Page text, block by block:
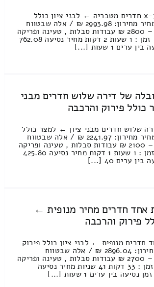
הובלות דירות 3-x חדרים מטבריה ← לבני ציון כולל
פירוק והרכבה מחיר מחירון: 2993.98 ₪ / אלה שבטווח
המחירים 3700 – 2800 ₪ עבודות סבלות , טעינה ופריקה
: 1460.70 ₪ / זמן : 1 שעות 2 דקות מחיר נסיעה 762.08
1 שעות [...]
של דירה שלוש חדרים מבני
כולל פירוק והרכבה
שלוש חדרים מבני ציון ← למצר כולל
פירוק והרכבה מחיר מחירון: 2241.97 ₪ / אלה שבטווח
המחירים 2800 – 2100 ₪ עבודות סבלות , טעינה ופריקה
: 1256.17 ₪ / זמן : 1 שעות 1 דקות מחיר נסיעה 425.80
ערים 40 [...]
אחד חדרים מחיר מנופית ←
פירוק והרכבה
חדרים מנופית ← לבני ציון כולל פירוק
והרכבה מחיר מחירון: 2896.04 ₪ / אלה שבטווח
המחירים 3600 – 2700 ₪ עבודות סבלות , טעינה ופריקה
: 1257.69 ₪ / זמן : 33 דקות 41 שניות מחיר נסיעה